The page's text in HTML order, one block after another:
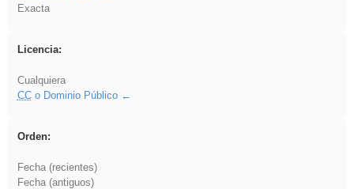
Exacta
Licencia:
Cualquiera
CCo Dominio Público
Orden:
Fecha (recientes)
Fecha (antiguos)